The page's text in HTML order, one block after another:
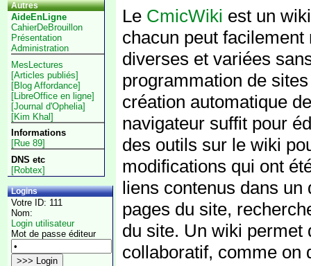
Autres
AideEnLigne
CahierDeBrouillon
Présentation
Administration
MesLectures
[Articles publiés]
[Blog Affordance]
[LibreOffice en ligne]
[Journal d'Ophelia]
[Kim Khal]
Informations
[Rue 89]
DNS etc
[Robtex]
Logins
Votre ID: 111
Nom:
Login utilisateur
Mot de passe éditeur
Le CmicWiki est un
chacun peut
diverses et variées
programmation de
création automatique
navigateur suffit pour
des outils sur le wiki
modifications qui ont
liens contenus dans
pages du site,
du site. Un wiki permet
collaboratif, comme on